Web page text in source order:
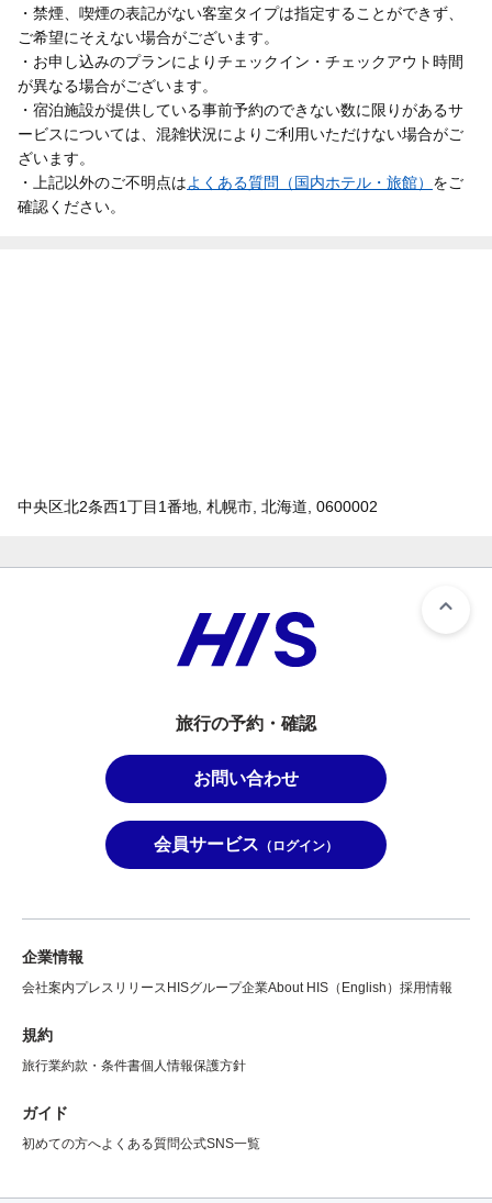
・禁煙、喫煙の表記がない客室タイプは指定することができず、
ご希望にそえない場合がございます。
・お申し込みのプランによりチェックイン・チェックアウト時間
が異なる場合がございます。
・宿泊施設が提供している事前予約のできない数に限りがあるサ
ービスについては、混雑状況によりご利用いただけない場合がご
ざいます。
・上記以外のご不明点はよくある質問（国内ホテル・旅館） をご
確認ください。
中央区北2条西1丁目1番地, 札幌市, 北海道, 0600002
旅行の予約・確認
お問い合わせ
会員サービス （ログイン）
企業情報
会社案内プレスリリース HISグループ企業About HIS（English） 採用情報
規約
旅行業約款・条件書個人情報保護方針
ガイド
初めての方へよくある質問公式SNS一覧